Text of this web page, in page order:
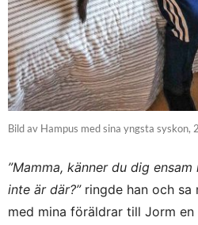
Bild av Hampus med sina yngsta syskon,
”Mamma, känner du dig
inte är där?”ringde han och sa
med mina föräldrar till Jorm en